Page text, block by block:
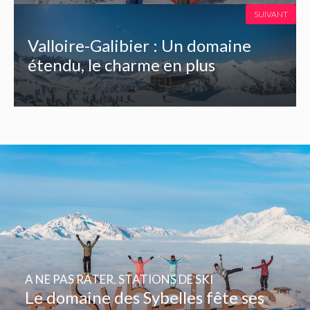
Valloire-Galibier : Un domaine
étendu, le charme en plus
SUIVANT
Le domaine des Sybelles fête ses
A NE PAS RATER,STATIONS DE SKI